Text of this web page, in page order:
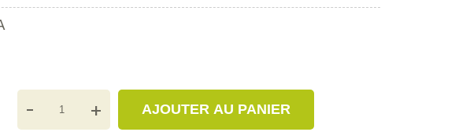
- + AJOUTER AU PANIER